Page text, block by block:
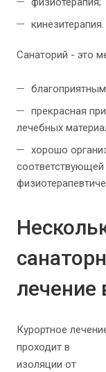
кинезитерапия.
Санаторий - это
прекрасная
лечебных
хорошо
соответствующей
лечение
Курортное
проходит в
изоляции от